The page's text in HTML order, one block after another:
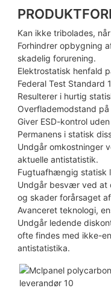
Kan ikke tribolades,
Forhindrer opbygning
skadelig forurening.
Elektrostatisk henfald
Federal Test Standard
Resulterer i hurtig
Overflademodstand
Giver ESD-kontrol
Permanens i statisk
Undgår omkostninger
aktuelle antistatistik.
Fugtuafhængig statisk
Undgår besvær ved at
og skader forårsaget
Avanceret teknologi,
Undgår ledende
ofte findes med ikke-
antistatistika.